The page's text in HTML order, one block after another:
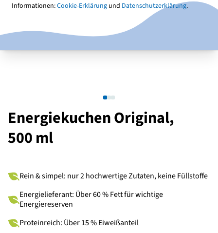
Informationen:Cookie-Erklärung und Datenschutzerklärung.
Energiekuchen Original,
500 ml
Rein & simpel: nur 2 hochwertige Zutaten, keine Füllstoffe
Energielieferant: Über 60 % Fett für wichtige
Energiereserven
Proteinreich: Über 15 % Eiweißanteil